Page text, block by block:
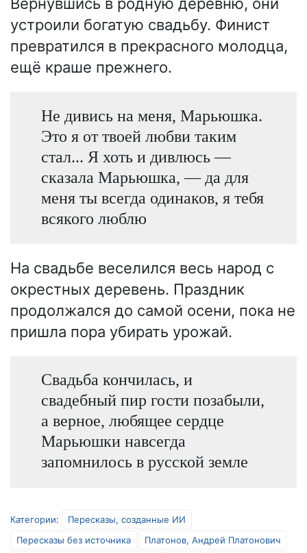
Вернувшись в родную деревню, они
устроили богатую свадьбу. Финист
превратился в прекрасного молодца,
ещё краше прежнего.
Не дивись на меня, Марьюшка.
Это я от твоей любви таким
стал... Я хоть и дивлюсь —
сказала Марьюшка, — да для
меня ты всегда одинаков, я тебя
всякого люблю
На свадьбе веселился весь народ с
окрестных деревень. Праздник
продолжался до самой осени, пока не
пришла пора убирать урожай.
Свадьба кончилась, и
свадебный пир гости позабыли,
а верное, любящее сердце
Марьюшки навсегда
запомнилось в русской земле
Категории:
Пересказы, созданные ИИ
Пересказы без источника
Платонов, Андрей Платонович